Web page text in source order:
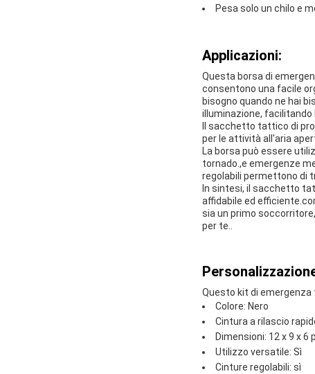
Pesa solo un chilo e
Applicazioni:
Questa borsa di
consentono una facile
bisogno quando ne hai
illuminazione, facilitando
Il sacchetto tattico di
per le attività all'aria
La borsa può essere
tornado.,e emergenze
regolabili permettono di
In sintesi, il sacchetto
affidabile ed
sia un primo
per te..
Questo kit di
Colore: Nero
Cintura a rilascio
Dimensioni: 12 x 9 x 6
Utilizzo versatile: Sì
Cinture regolabili: sì